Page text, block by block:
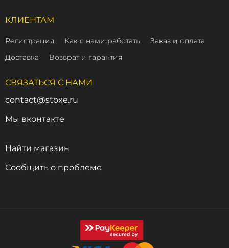
КЛИЕНТАМ
Регистрация Как с нами работать
Заказ и оплата
Доставка
Возврат и гарантия
СВЯЗАТЬСЯ С НАМИ
contact@stoxe.ru
Мы вконтакте
Найти магазин
Сообщить о проблеме